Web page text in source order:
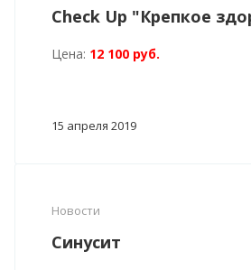
Check Up "Крепкое
Цена: 12 100 руб.
15 апреля 2019
Новости
Синусит